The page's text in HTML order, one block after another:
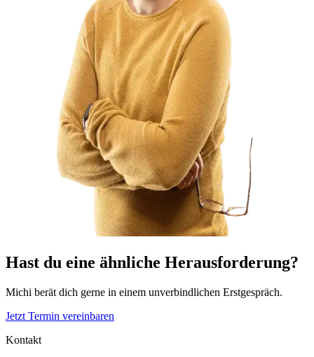
Hast du eine ähnliche Herausforderung?
Michi berät dich gerne in einem unverbindlichen Erstgespräch.
Jetzt Termin vereinbaren
Kontakt